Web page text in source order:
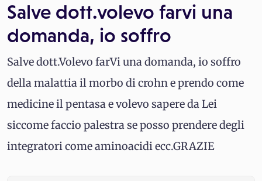
Salve dott.volevo farvi una
domanda, io soffro
Salve dott.Volevo farVi una domanda, io soffro
della malattia il morbo di crohn e prendo come
medicine il pentasa e volevo sapere da Lei
siccome faccio palestra se posso prendere degli
integratori come aminoacidi ecc.GRAZIE